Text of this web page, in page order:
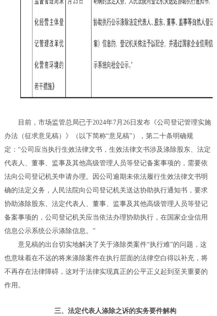
目前，市场监管总局已于2024年7月26日发布《公司登记管理实施
办法（征求意见稿）》（以下简称“意见稿”），第二十条明确规
定：“公司应当执行生效法律文书，生效法律文书涉及涤除股东、法定
代表人、董事、监事及其他高级管理人员等登记备案事项的，需要依
法向公司登记机关申请办理。因公司逾期未依法履行生效法律文书明
确的法定义务，人民法院向公司登记机关送达协助执行通知书，要求
协助涤除股东、法定代表人、董事、监事及其他高级管理人员等登记
备案事项的，公司登记机关应当依法办理协助执行，在国家企业信用
信息公示系统公示涤除信息。”
意见稿的出台切实地解决了关于涤除类案件“执行难”的问题，这
也意味着在不远的将来涤除案件在执行层面的法律空白得以补充，将
不再存在法律障碍，这对于法律实现真正的公平正义起到至关重要的
作用。
三、法定代表人涤除之诉的实务要件解构